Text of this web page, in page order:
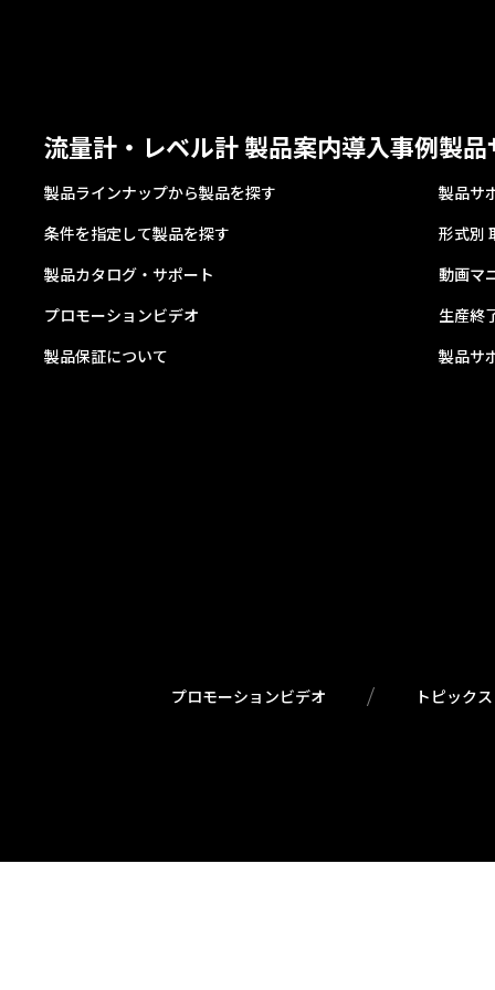
流量計・レベル計 製品案内
製品ラインナップから製品を探す
条件を指定して製品を探す
製品カタログ・サポート
プロモーションビデオ
製品保証について
導入事例製
製品サ
形式別
動画マ
生産終
製品サ
プロモーションビデオ トピックス